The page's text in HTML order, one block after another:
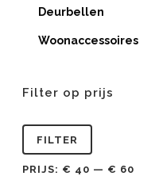
Deurbellen
Woonaccessoires
Filter op prijs
Min.
prijs
Max.
prijs
FILTER
PRIJS: € 40 — € 60